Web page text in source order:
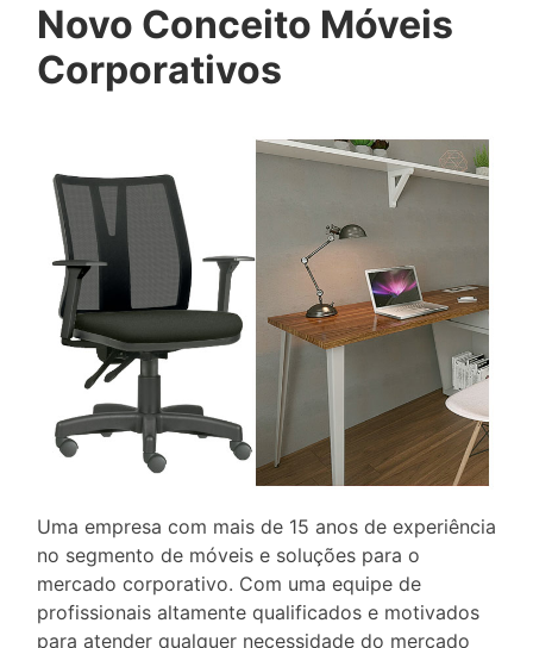
Novo Conceito Móveis
Corporativos
Uma empresa com mais de 15 anos de experiência
no segmento de móveis e soluções para o
mercado corporativo. Com uma equipe de
profissionais altamente qualificados e motivados
para atender qualquer necessidade do mercado